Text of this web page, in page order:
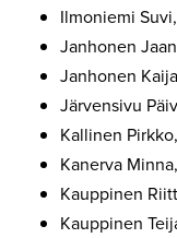
Ilmoniemi
Janhonen
Janhonen
Järvensivu
Kallinen
Kanerva
Kauppinen
Kauppinen